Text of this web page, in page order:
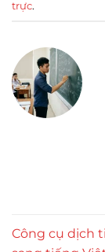
trực.
Công cụ dịch